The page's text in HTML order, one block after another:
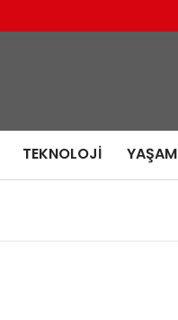
TEKNOLOJI YAŞAM